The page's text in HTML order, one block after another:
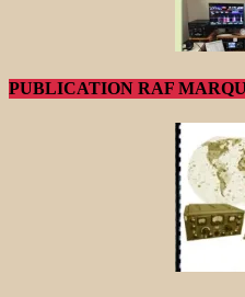
PUBLICATION RAF